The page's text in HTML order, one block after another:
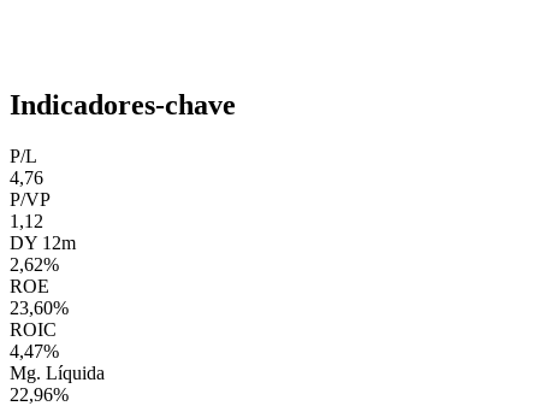
Indicadores-chave
P/L
4,76
P/VP
1,12
DY 12m
2,62%
ROE
23,60%
ROIC
4,47%
Mg. Líquida
22,96%